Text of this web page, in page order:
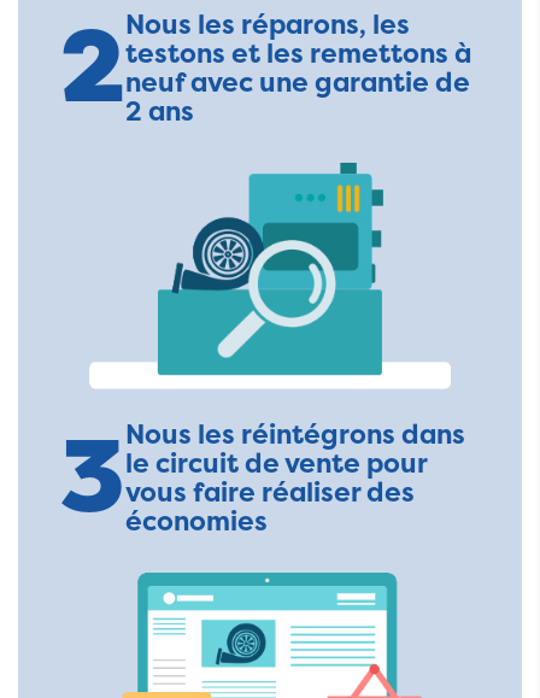
2Nous les réparons, les
testons et les remettons à
neuf avec une garantie de
2 ans
3Nous les réintégrons dans
le circuit de vente pour
vous faire réaliser des
économies